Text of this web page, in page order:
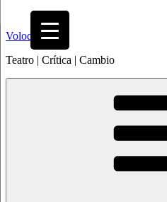
contenido
Volodia
Teatro | Crítica | Cambio